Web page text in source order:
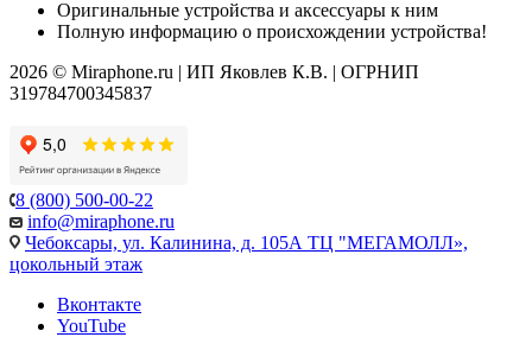
Оригинальные устройства и аксессуары к ним
Полную информацию о происхождении устройства!
2026 © Miraphone.ru | ИП Яковлев К.В. | ОГРНИП
319784700345837
8 (800) 500-00-22
info@miraphone.ru
Чебоксары, ул. Калинина, д. 105А ТЦ "МЕГАМОЛЛ»,
цокольный этаж
Вконтакте
YouTube